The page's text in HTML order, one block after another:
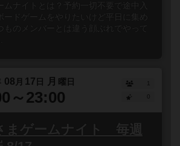
ムナイトとは？予約一切不要で途中入
ードゲームをやりたいけど平日に集め
ものメンバーとは違う顔ぶれでやって
08 月 17 日 月 曜日
～23:00
1
まゲームナイト 毎週